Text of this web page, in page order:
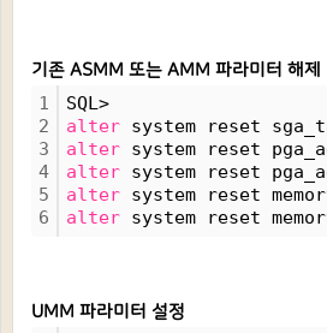
기존 ASMM 또는 AMM 파라미터 해제
1
2
3
4
5
6
SQL>
alter system reset
alter system reset
alter system reset
alter system reset
alter system reset
UMM 파라미터 설정